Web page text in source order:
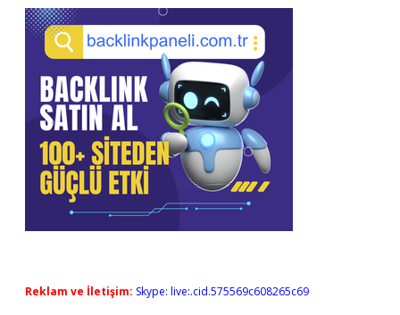
Reklam ve İletişim: Skype: live:.cid.575569c608265c69